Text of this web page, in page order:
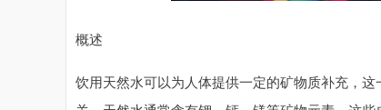
概述
饮用天然水可以为人体提供一定的矿物质补充，